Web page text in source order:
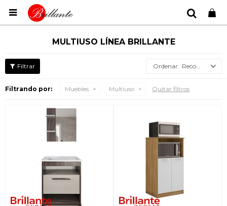

MULTIUSO LÍNEA BRILLANTE
Recomendados
Filtrando por: Muebles Multiuso Quitar filtros